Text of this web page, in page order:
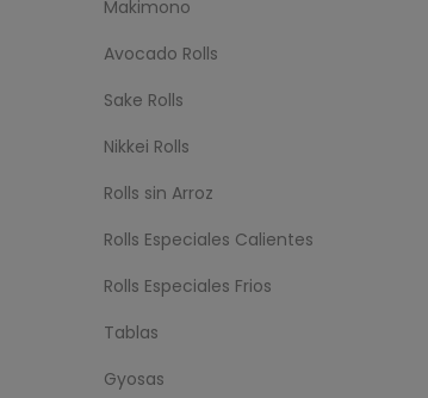
Makimono
Avocado Rolls
Sake Rolls
Nikkei Rolls
Rolls sin Arroz
Rolls Especiales Calientes
Rolls Especiales Frios
Tablas
Gyosas